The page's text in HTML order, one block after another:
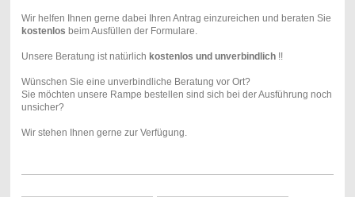
Wir helfen Ihnen gerne dabei Ihren Antrag einzureichen und beraten Sie
kostenlos beim Ausfüllen der Formulare.
Unsere Beratung ist natürlich kostenlos und unverbindlich!!
Wünschen Sie eine unverbindliche Beratung vor Ort?
Sie möchten unsere Rampe bestellen sind sich bei der Ausführung noch
unsicher?
Wir stehen Ihnen gerne zur Verfügung.